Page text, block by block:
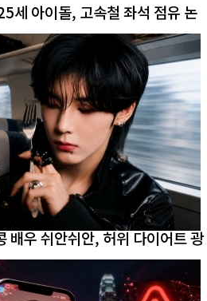
아이돌, 고속철 좌석 점유 논
우 쉬안쉬안, 허위 다이어트 광